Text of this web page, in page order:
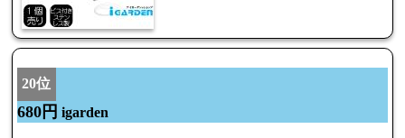
20位
680円 igarden